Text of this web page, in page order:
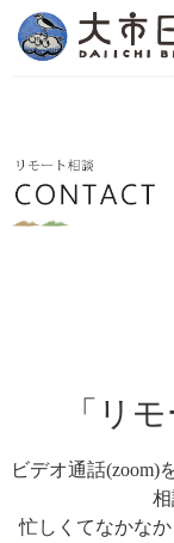
「リ
ビデオ通話(zoom)
忙しくてなかな